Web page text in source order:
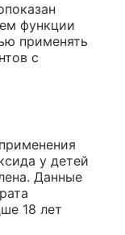
функции
применять
с
у детей
Данные
18 лет